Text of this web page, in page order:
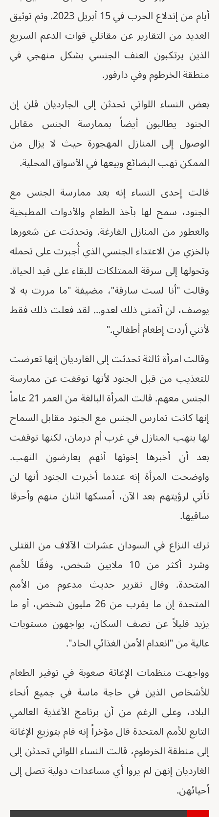
أيام من إندلاع الحرب في 15 أبريل 2023. وتم توثيق
العديد من التقارير عن مقاتلي قوات الدعم السريع
الذين يرتكبون العنف الجنسي بشكل منهجي في
منطقة الخرطوم وفي دارفور.
بعض النساء اللواتي تحدثن إلى الجارديان قلن إن
الجنود يطالبون أيضاً بممارسة الجنس مقابل
الوصول إلى المنازل المهجورة حيث لا يزال من
الممكن نهب البضائع وبيعها في الأسواق المحلية.
قالت إحدى النساء إنه بعد ممارسة الجنس مع
الجنود، سمح لها بأخذ الطعام والأدوات المطبخية
والعطور من المنازل الفارغة. وتحدثت عن شعورها
بالخزي من الاعتداء الجنسي الذي أُجبرت على تحمله
وتحولها إلى سرقة الممتلكات للبقاء على قيد الحياة.
وقالت "أنا لست سارقة"، مضيفة "ما مررت به لا
يوصف، لن أتمنى ذلك لعدو... لقد فعلت ذلك فقط
لأنني أردت إطعام أطفالي."
وقالت امرأة ثالثة تحدثت إلى الغارديان إنها تعرضت
للتعذيب من قبل الجنود لأنها توقفت عن ممارسة
الجنس معهم. قالت المرأة البالغة من العمر 21 عاماً
إنها كانت تمارس الجنس مع الجنود مقابل السماح
لها بنهب المنازل في غرب أم درمان، لكنها توقفت
بعد أن أخبرها إخوتها أنهم يعارضون النهب.
واوضحت المرأة إنه عندما أخبرت الجنود أنها لن
تأتي لرؤيتهم بعد الآن، أمسكها اثنان منهم وأحرقا
ساقيها.
ترك النزاع في السودان عشرات الآلاف من القتلى
وشرد أكثر من 10 ملايين شخص، وفقًا للأمم
المتحدة. وقال تقرير حديث مدعوم من الأمم
المتحدة إن ما يقرب من 26 مليون شخص، أو ما
يزيد قليلاً عن نصف السكان، يواجهون مستويات
عالية من "انعدام الأمن الغذائي الحاد".
وواجهت منظمات الإغاثة صعوبة في توفير الطعام
للأشخاص الذين في حاجة ماسة في جميع أنحاء
البلاد، وعلى الرغم من أن برنامج الأغذية العالمي
التابع للأمم المتحدة قال مؤخراً إنه قام بتوزيع الإغاثة
إلى منطقة الخرطوم، قالت النساء اللواتي تحدثن إلى
الغارديان إنهن لم يروا أي مساعدات دولية تصل إلى
أحيائهن.